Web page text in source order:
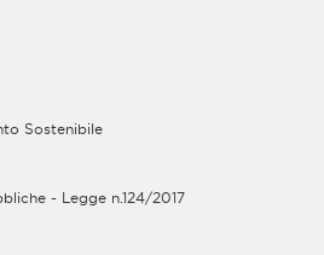
Sostenibile
- Legge n.124/2017